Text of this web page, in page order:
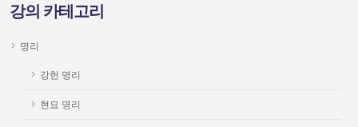
강의 카테고리
명리
강헌 명리
현묘 명리